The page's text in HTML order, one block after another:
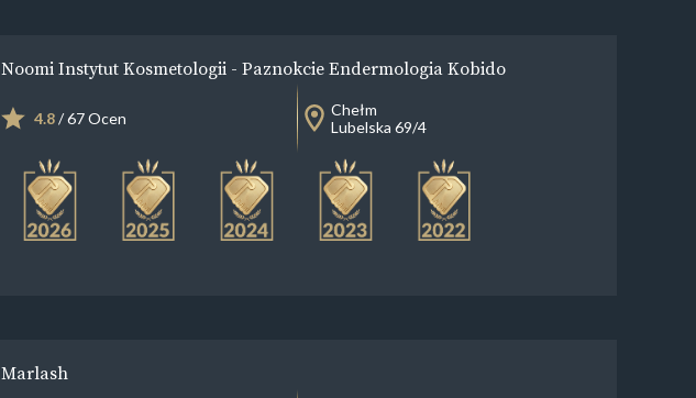
Noomi Instytut Kosmetologii - Paznokcie Endermologia Kobido
4.8/ 67 Ocen
Chełm
Lubelska 69/4
Marlash